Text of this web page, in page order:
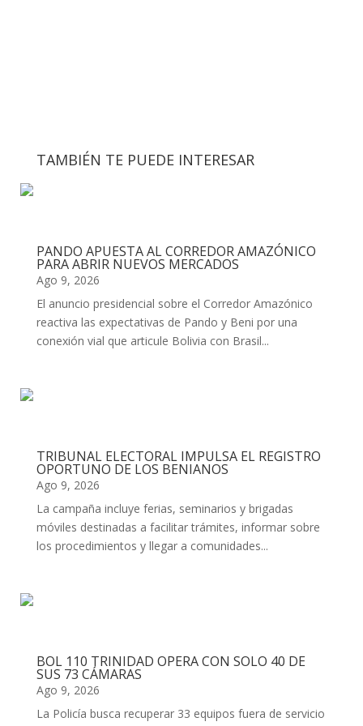
TAMBIÉN TE PUEDE INTERESAR
PANDO APUESTA AL CORREDOR AMAZÓNICO
PARA ABRIR NUEVOS MERCADOS
Ago 9, 2026
El anuncio presidencial sobre el Corredor Amazónico
reactiva las expectativas de Pando y Beni por una
conexión vial que articule Bolivia con Brasil...
TRIBUNAL ELECTORAL IMPULSA EL REGISTRO
OPORTUNO DE LOS BENIANOS
Ago 9, 2026
La campaña incluye ferias, seminarios y brigadas
móviles destinadas a facilitar trámites, informar sobre
los procedimientos y llegar a comunidades...
BOL 110 TRINIDAD OPERA CON SOLO 40 DE
SUS 73 CÁMARAS
Ago 9, 2026
La Policía busca recuperar 33 equipos fuera de servicio